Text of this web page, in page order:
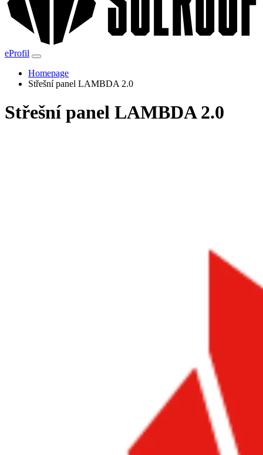
eProfil
Homepage
Střešní panel LAMBDA 2.0
Střešní panel LAMBDA 2.0